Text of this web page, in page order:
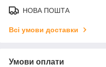
НОВА ПОШТА
Всі умови доставки
Умови оплати